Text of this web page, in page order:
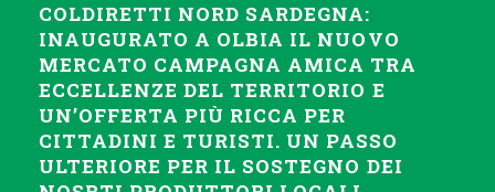
COLDIRETTI NORD SARDEGNA:
INAUGURATO A OLBIA IL NUOVO
MERCATO CAMPAGNA AMICA TRA
ECCELLENZE DEL TERRITORIO E
UN’OFFERTA PIÙ RICCA PER
CITTADINI E TURISTI. UN PASSO
ULTERIORE PER IL SOSTEGNO DEI